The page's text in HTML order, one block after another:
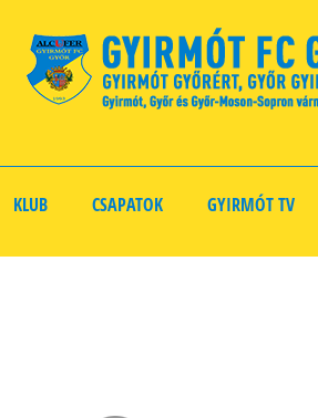
KLUB CSAPATOK GYIRMÓT TV